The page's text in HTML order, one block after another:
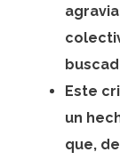
Este
un
que,